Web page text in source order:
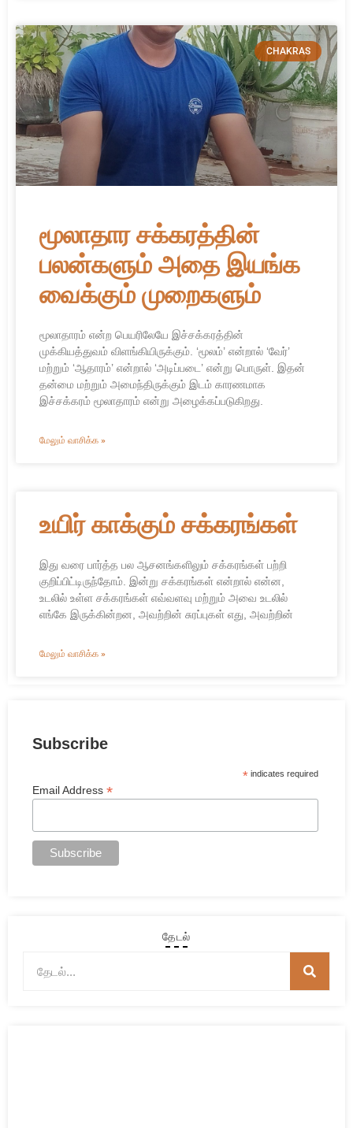
CHAKRAS
மூலாதார சக்கரத்தின்
பலன்களும் அதை இயங்க
வைக்கும் முறைகளும்
மூலாதாரம் என்ற பெயரிலேயே இச்சக்கரத்தின்
முக்கியத்துவம் விளங்கியிருக்கும். ‘மூலம்’ என்றால் ‘வேர்’
மற்றும் ‘ஆதாரம்’ என்றால் ‘அடிப்படை’ என்று பொருள். இதன்
தன்மை மற்றும் அமைந்திருக்கும் இடம் காரணமாக
இச்சக்கரம் மூலாதாரம் என்று அழைக்கப்படுகிறது.
மேலும் வாசிக்க »
உயிர் காக்கும் சக்கரங்கள்
இது வரை பார்த்த பல ஆசனங்களிலும் சக்கரங்கள் பற்றி
குறிப்பிட்டிருந்தோம். இன்று சக்கரங்கள் என்றால் என்ன,
உடலில் உள்ள சக்கரங்கள் எவ்வளவு மற்றும் அவை உடலில்
எங்கே இருக்கின்றன, அவற்றின் சுரப்புகள் எது, அவற்றின்
மேலும் வாசிக்க »
Subscribe
*indicates required
Email Address *
தேடல்